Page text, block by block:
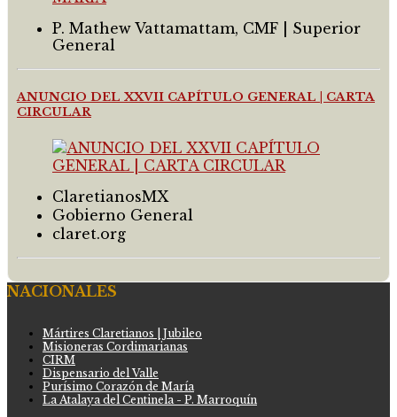
P. Mathew Vattamattam, CMF | Superior
General
ANUNCIO DEL XXVII CAPÍTULO GENERAL | CARTA
CIRCULAR
ClaretianosMX
Gobierno General
claret.org
NACIONALES
Mártires Claretianos | Jubileo
Misioneras Cordimarianas
CIRM
Dispensario del Valle
Purísimo Corazón de María
La Atalaya del Centinela - P. Marroquín